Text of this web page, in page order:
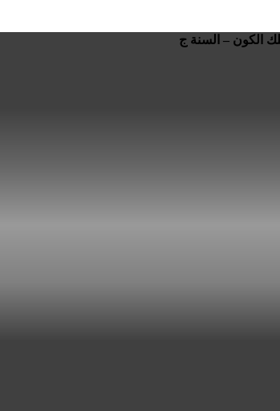
الكون – السنة ج